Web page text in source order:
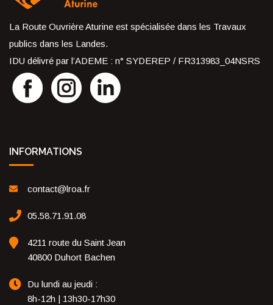
La Route Ouvrière Aturine est spécialisée dans les Travaux
publics dans les Landes.
IDU délivré par l’ADEME : n° SYDEREP / FR313983_04NSRS
INFORMATIONS
contact@lroa.fr
05.58.71.91.08
4211 route du Saint Jean
40800 Duhort Bachen
Du lundi au jeudi :
8h-12h | 13h30-17h30